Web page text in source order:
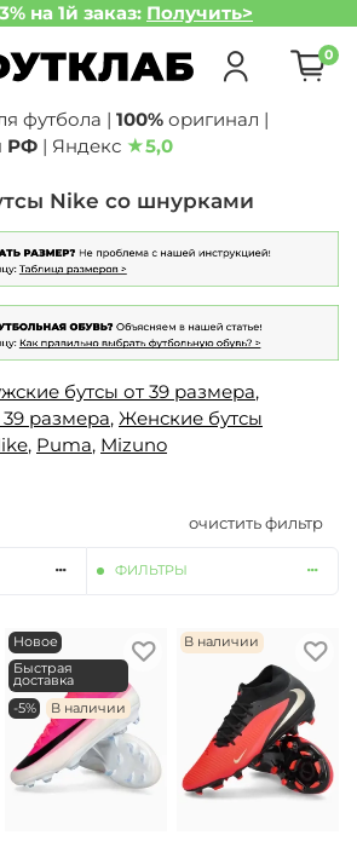
на 1й заказ: Получить>
0
футбола | 100% оригинал |
РФ | Яндекс ★5,0
Nike со шнурками
бутсы от 39 размера,
размера, Женские бутсы
, Puma, Mizuno
очистить фильтр
ФИЛЬТРЫ
Новое
Быстрая
доставка
-5%
В наличии
В наличии